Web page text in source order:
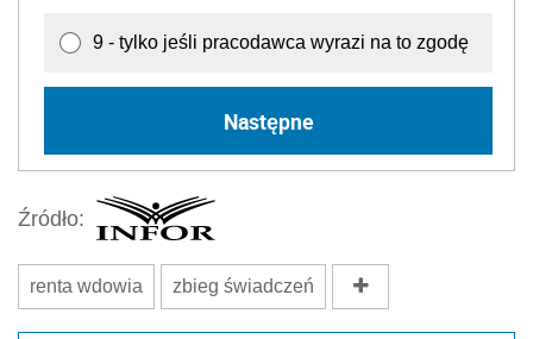
9 - tylko jeśli pracodawca wyrazi na to zgodę
Następne
Źródło:
renta wdowia zbieg świadczeń